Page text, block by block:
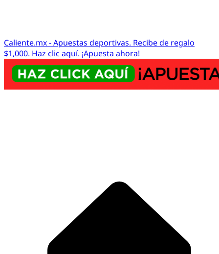
Caliente.mx - Apuestas deportivas. Recibe de regalo
$1,000. Haz clic aquí. ¡Apuesta ahora!